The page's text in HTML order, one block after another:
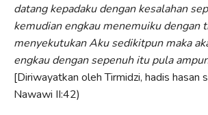
datang kepadaku dengan kesalahan
kemudian engkau menemuiku dengan
menyekutukan Aku sedikitpun maka
engkau dengan sepenuh itu pula
[Diriwayatkan oleh Tirmidzi, hadis hasan
Nawawi II:42)